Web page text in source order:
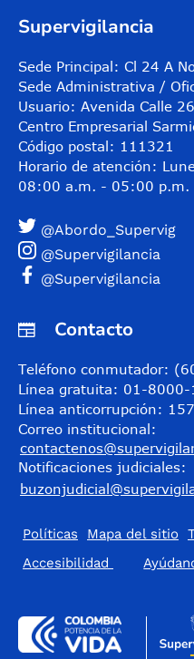
Supervigilancia
Sede Principal: Cl 24 A
Sede Administrativa /
Usuario: Avenida Calle
Centro Empresarial
Código postal: 111321
Horario de atención:
08:00 a.m. - 05:00 p.m.
@Abordo_Supervig
@Supervigilancia
@Supervigilancia
Contacto
Teléfono conmutador:
Línea gratuita: 01-8000-
Línea anticorrupción: 157
Correo institucional:
Notificaciones judiciales:
Políticas Mapa del sitio
Accesibilidad